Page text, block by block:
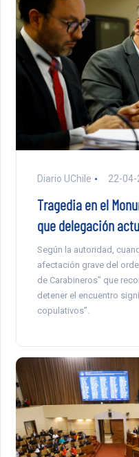
Diario UChile 22-04-
Tragedia en el
que delegación
Según la autoridad,
afectación grave del
de Carabineros” que
detener el encuentro
copulativos”.